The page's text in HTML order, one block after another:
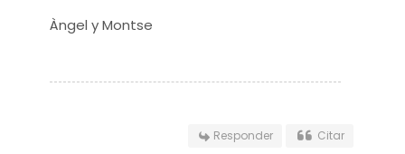
Àngel y Montse
Responder Citar